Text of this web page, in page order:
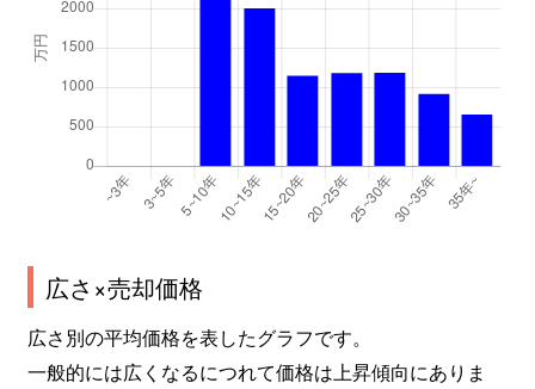
広さ×売却価格
広さ別の平均価格を表したグラフです。
一般的には広くなるにつれて価格は上昇傾向にありま